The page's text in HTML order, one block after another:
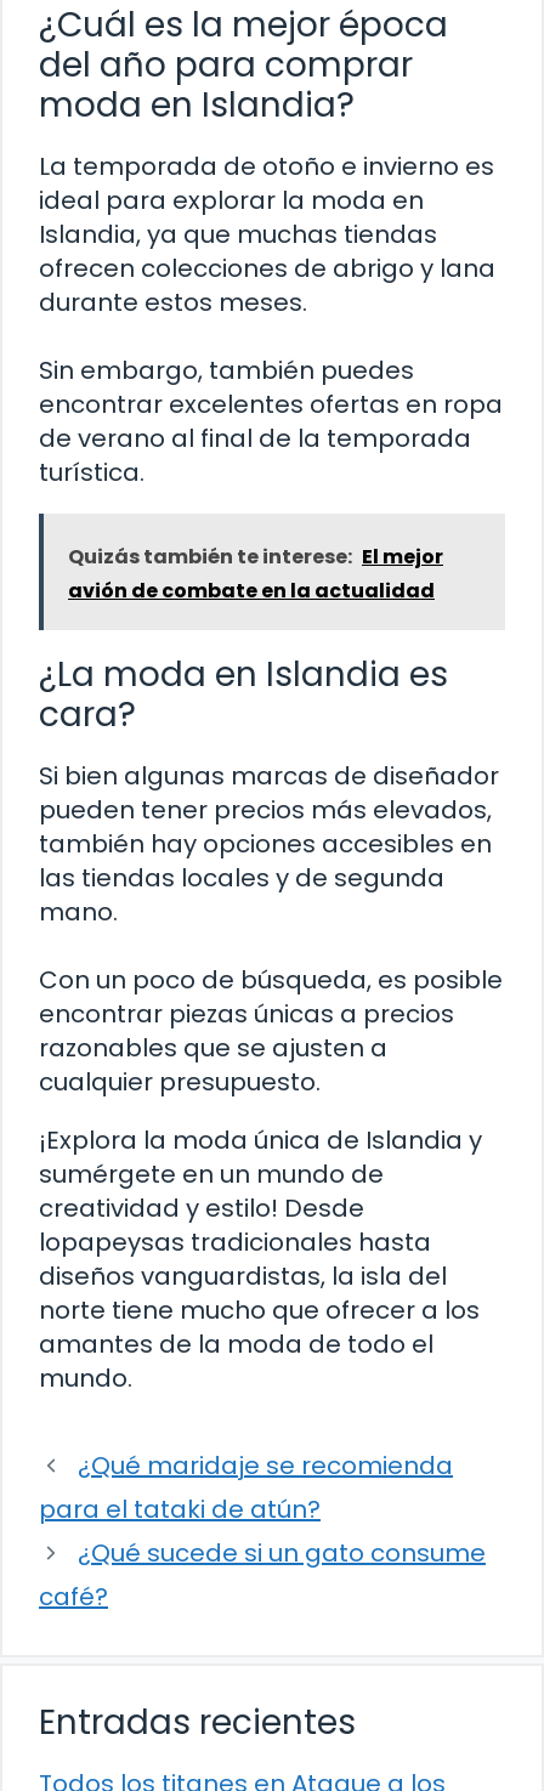
¿Cuál es la mejor época
del año para comprar
moda en Islandia?
La temporada de otoño e invierno es
ideal para explorar la moda en
Islandia, ya que muchas tiendas
ofrecen colecciones de abrigo y lana
durante estos meses.
Sin embargo, también puedes
encontrar excelentes ofertas en ropa
de verano al final de la temporada
turística.
Quizás también te interese: El mejor
avión de combate en la actualidad
¿La moda en Islandia es
cara?
Si bien algunas marcas de diseñador
pueden tener precios más elevados,
también hay opciones accesibles en
las tiendas locales y de segunda
mano.
Con un poco de búsqueda, es posible
encontrar piezas únicas a precios
razonables que se ajusten a
cualquier presupuesto.
¡Explora la moda única de Islandia y
sumérgete en un mundo de
creatividad y estilo! Desde
lopapeysas tradicionales hasta
diseños vanguardistas, la isla del
norte tiene mucho que ofrecer a los
amantes de la moda de todo el
mundo.
¿Qué maridaje se recomienda
para el tataki de atún?
¿Qué sucede si un gato consume
café?
Entradas recientes
Todos los titanes en Ataque a los